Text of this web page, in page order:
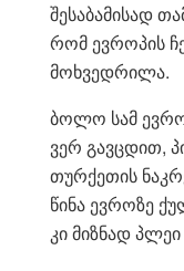
შესაბამისად
რომ ევროპის
მოხვედრილა.
ბოლო სამ
ვერ გავცდით,
თურქეთის
წინა ევროზე
კი მიზნად